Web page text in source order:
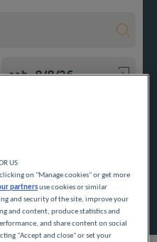
the calendar and select
US
on "Manage cookies" or get more
partnersuse cookies or similar
and security of the site, improve your
and content, produce statistics and
and share content on social
"Accept and close" or set your